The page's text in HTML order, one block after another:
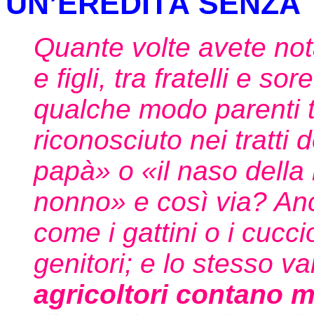
Quante volte avete
e figli, tra fratelli e
qualche modo parenti
riconosciuto nei tratti
papà» o «il naso
nonno» e così via?
come i gattini o i
genitori; e lo stesso
agricoltori contano